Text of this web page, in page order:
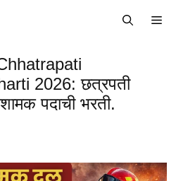
2026: छत्रपती
पदाची भरती.